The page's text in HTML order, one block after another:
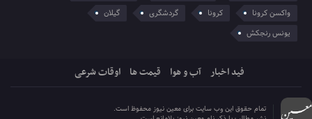
واکسن کرونا
کرونا گردشگری
گیلان
یونس رنجکش
فید اخبار آب و هوا قیمت ها اوقات شرعی
تمام حقوق این وب سایت برای معین نیوز محفوظ است.